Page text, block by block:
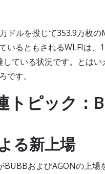
ドルを投じて353.9万枚
いるともされるWLFIは
ている状況です。とは
です。
トピック：
る新上場
およびAGONの上場